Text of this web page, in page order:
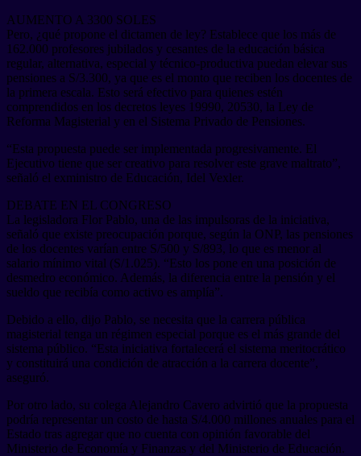
AUMENTO A 3300 SOLES
Pero, ¿qué propone el dictamen de ley? Establece que los más de
162.000 profesores jubilados y cesantes de la educación básica
regular, alternativa, especial y técnico-productiva puedan elevar sus
pensiones a S/3.300, ya que es el monto que reciben los docentes de
la primera escala. Esto será efectivo para quienes estén
comprendidos en los decretos leyes 19990, 20530, la Ley de
Reforma Magisterial y en el Sistema Privado de Pensiones.
“Esta propuesta puede ser implementada progresivamente. El
Ejecutivo tiene que ser creativo para resolver este grave maltrato”,
señaló el exministro de Educación, Idel Vexler.
DEBATE EN EL CONGRESO
La legisladora Flor Pablo, una de las impulsoras de la iniciativa,
señaló que existe preocupación porque, según la ONP, las pensiones
de los docentes varían entre S/500 y S/893, lo que es menor al
salario mínimo vital (S/1.025). “Esto los pone en una posición de
desmedro económico. Además, la diferencia entre la pensión y el
sueldo que recibía como activo es amplía”.
Debido a ello, dijo Pablo, se necesita que la carrera pública
magisterial tenga un régimen especial porque es el más grande del
sistema público. “Esta iniciativa fortalecerá el sistema meritocrático
y constituirá una condición de atracción a la carrera docente”,
aseguró.
Por otro lado, su colega Alejandro Cavero advirtió que la propuesta
podría representar un costo de hasta S/4.000 millones anuales para el
Estado tras agregar que no cuenta con opinión favorable del
Ministerio de Economía y Finanzas y del Ministerio de Educación.